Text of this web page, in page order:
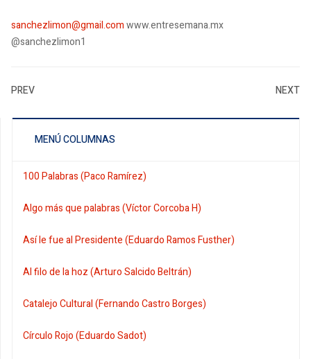
sanchezlimon@gmail.comwww.entresemana.mx
@sanchezlimon1
PREV NEXT
MENÚ COLUMNAS
100 Palabras (Paco Ramírez)
Algo más que palabras (Víctor Corcoba H)
Así le fue al Presidente (Eduardo Ramos Fusther)
Al filo de la hoz (Arturo Salcido Beltrán)
Catalejo Cultural (Fernando Castro Borges)
Círculo Rojo (Eduardo Sadot)